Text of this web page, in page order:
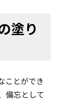
塗り
ことができ
備忘として